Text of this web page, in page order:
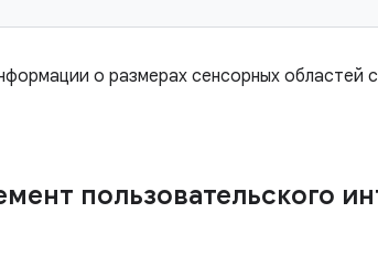
о размерах сенсорных областей
пользовательского